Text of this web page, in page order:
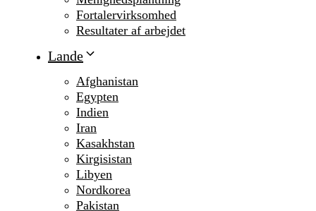
Fortalervirksomhed
Resultater af arbejdet
Lande
Afghanistan
Egypten
Indien
Iran
Kasakhstan
Kirgisistan
Libyen
Nordkorea
Pakistan